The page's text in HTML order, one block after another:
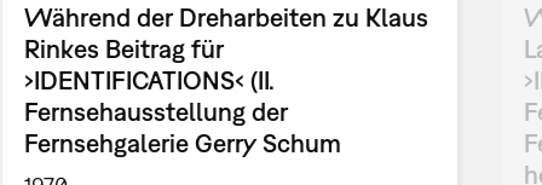
Während der Dreharbeiten zu Klaus
Rinkes Beitrag für
›IDENTIFICATIONS‹ (II.
Fernsehausstellung der
Fernsehgalerie Gerry Schum